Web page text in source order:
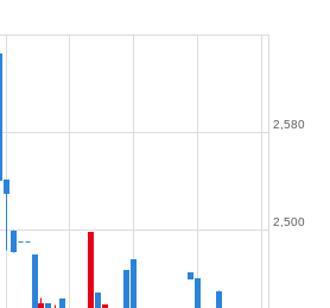
2,500
2,580